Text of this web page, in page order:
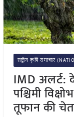
राष्ट्रीय कृषि समाचार
IMD अलर्ट:
पश्चिमी
तूफान की